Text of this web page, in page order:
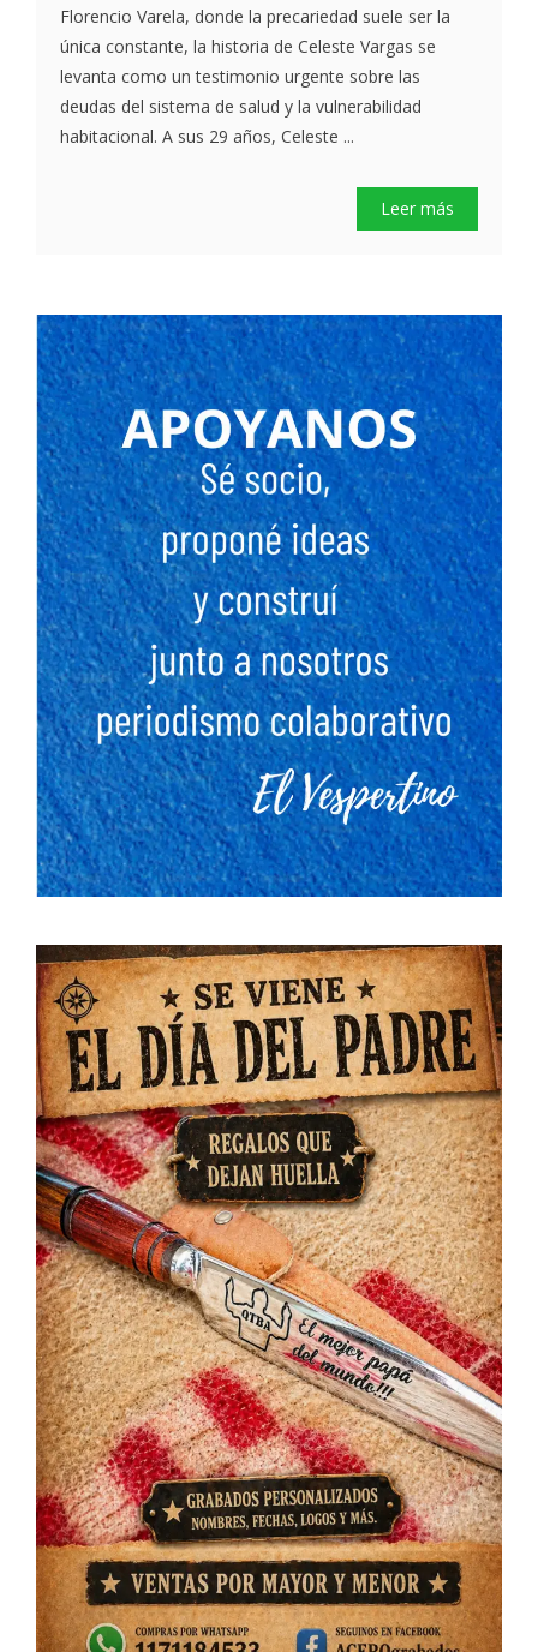
Florencio Varela, donde la precariedad suele ser la
única constante, la historia de Celeste Vargas se
levanta como un testimonio urgente sobre las
deudas del sistema de salud y la vulnerabilidad
habitacional. A sus 29 años, Celeste ...
Leer más